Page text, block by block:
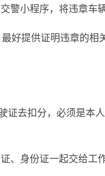
警小程序，将违章车
好提供证明违章的
证去扣分，必须是本
、身份证一起交给工